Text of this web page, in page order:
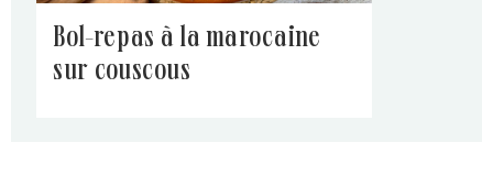
bol-repas à la marocaine
sur couscous